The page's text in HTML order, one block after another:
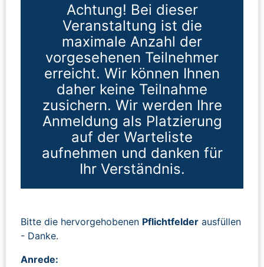
Achtung! Bei dieser
Veranstaltung ist die
maximale Anzahl der
vorgesehenen Teilnehmer
erreicht. Wir können Ihnen
daher keine Teilnahme
zusichern. Wir werden Ihre
Anmeldung als Platzierung
auf der Warteliste
aufnehmen und danken für
Ihr Verständnis.
Bitte die hervorgehobenen Pflichtfelder ausfüllen
- Danke.
Anrede: